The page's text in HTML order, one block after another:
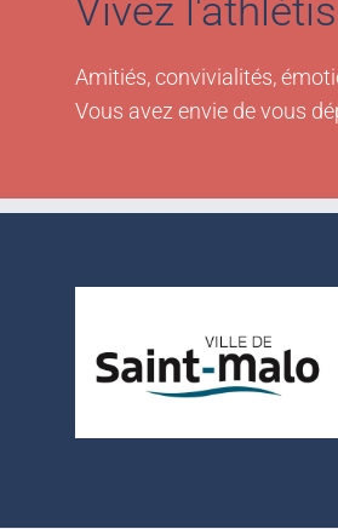
Vivez
Amitiés, convivialités,
Vous avez envie de vous